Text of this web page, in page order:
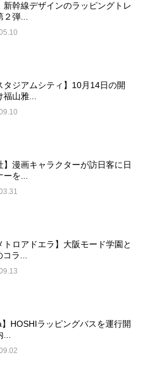
新幹線デザインのラッピングトレ
弾...
タジアムシティ】10月14日の開
山雅...
】漫画キャラクターが訪日客に日
を...
トロアドエラ】大阪モード学園と
ラ...
】HOSHIラッピングバスを運行開